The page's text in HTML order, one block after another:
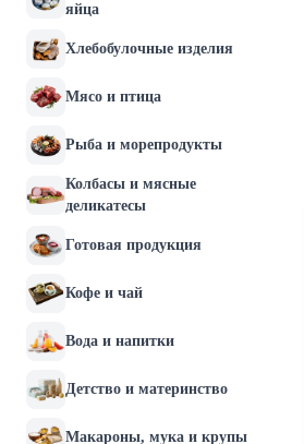
яйца
Хлебобулочные изделия
Мясо и птица
Рыба и морепродукты
Колбасы и мясные
деликатесы
Готовая продукция
Кофе и чай
Вода и напитки
Детство и материнство
Макароны, мука и крупы